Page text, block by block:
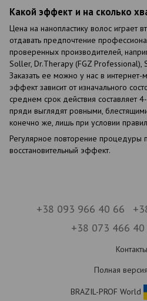
Какой эффект и на сколько
Цена на нанопластику волос играет
отдавать предпочтение
проверенных производителей,
Soller, Dr.Therapy (FGZ
Заказать ее можно у нас в интернет-
эффект зависит от изначального
среднем срок действия составляет
пряди выглядят ровными,
конечно же, лишь при условии
Регулярное повторение процедуры
восстановительный эффект.
+38 093 966 40 66
+38 073 466
Контакты
Полная
BRAZIL-PROF World